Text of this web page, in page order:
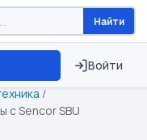
Найти
Войти
⏱ ТОЛЬКО 15 ДНЕЙ
/
с Sencor SBU